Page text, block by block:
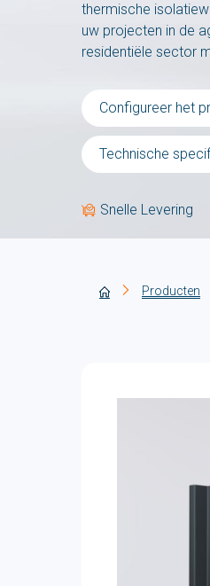
thermische
uw projecten in de
residentiële sector
Configureer het
Technische
Snelle Levering
Producten